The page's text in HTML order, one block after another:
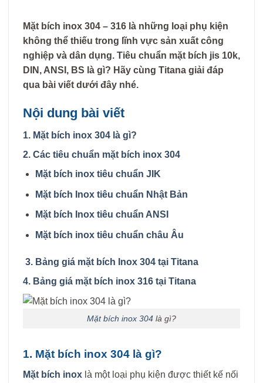
Mặt bích inox 304 – 316 là những loại phụ kiện
không thể thiếu trong lĩnh vực sản xuất công
nghiệp và dân dụng. Tiêu chuẩn mặt bích jis 10k,
DIN, ANSI, BS là gì? Hãy cùng Titana giải đáp
qua bài viết dưới đây nhé.
Nội dung bài viết
1. Mặt bích inox 304 là gì?
2. Các tiêu chuẩn mặt bích inox 304
Mặt bích inox tiêu chuẩn JIK
Mặt bích Inox tiêu chuẩn Nhật Bản
Mặt bích Inox tiêu chuẩn ANSI
Mặt bích inox tiêu chuẩn châu Âu
3. Bảng giá mặt bích Inox 304 tại Titana
4. Bảng giá mặt bích inox 316 tại Titana
Mặt bích inox 304 là gì?
1. Mặt bích inox 304 là gì?
Mặt bích inox là một loại phụ kiện được thiết kế nối